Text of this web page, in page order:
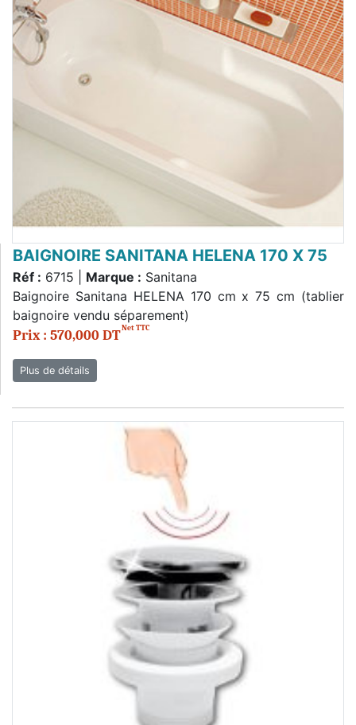
BAIGNOIRE SANITANA HELENA 170 X 75
Réf : 6715 | Marque : Sanitana
Baignoire Sanitana HELENA 170 cm x 75 cm (tablier
baignoire vendu séparement)
Prix : 570,000 DTNet TTC
Plus de détails